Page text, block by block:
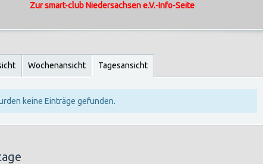
Zur smart-club Niedersachsen e.V.-Info-Seite
Wochenansicht Tagesansicht
keine Einträge gefunden.